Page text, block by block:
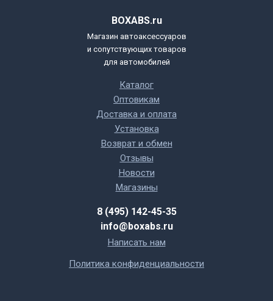
BOXABS.ru
Магазин автоаксессуаров
и сопутствующих товаров
для автомобилей
Каталог
Оптовикам
Доставка и оплата
Установка
Возврат и обмен
Отзывы
Новости
Магазины
8 (495) 142-45-35
info@boxabs.ru
Написать нам
Политика конфиденциальности